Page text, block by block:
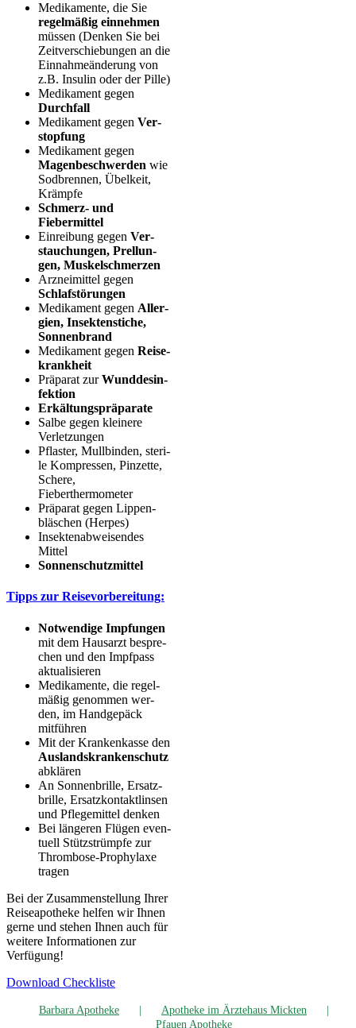
Medi­ka­men­te, die Sie
regel­mä­ßig ein­neh­men
müs­sen (Den­ken Sie bei
Zeit­ver­schie­bun­gen an die
Ein­nah­me­än­de­rung von
z.B. Insu­lin oder der Pille)
Medi­ka­ment gegen
Durch­fall
Medi­ka­ment gegen Ver­
stop­fung
Medi­ka­ment gegen
Magen­be­schwer­den wie
Sod­bren­nen, Übel­keit,
Krämpfe
Schmerz- und
Fiebermittel
Ein­rei­bung gegen Ver­
stau­chun­gen, Prel­lun­
gen, Muskelschmerzen
Arz­nei­mit­tel gegen
Schlaf­stö­run­gen
Medi­ka­ment gegen All­er­
gien, Insek­ten­sti­che,
Sonnenbrand
Medi­ka­ment gegen Rei­se­
krank­heit
Prä­pa­rat zurWund­des­in­
fek­ti­on
Erkäl­tungs­prä­pa­ra­te
Sal­be gegen klei­ne­re
Verletzungen
Pflas­ter, Mull­bin­den, ste­ri­
le Kom­pres­sen, Pin­zet­te,
Sche­re,
Fieberthermometer
Prä­pa­rat gegen Lip­pen­
bläs­chen (Her­pes)
Insek­ten­ab­wei­sen­des
Mittel
Son­nen­schutz­mit­tel
Tipps zur Reisevorbereitung:
Not­wen­di­ge Imp­fun­gen
mit dem Haus­arzt bespre­
chen und den Impf­pass
aktualisieren
Medi­ka­men­te, die regel­
mä­ßig genom­men wer­
den, im Hand­ge­päck
mitführen
Mit der Kran­ken­kas­se den
Aus­lands­kran­ken­schutz
abklären
An Son­nen­bril­le, Ersatz­
bril­le, Ersatz­kon­takt­lin­sen
und Pfle­ge­mit­tel denken
Bei län­ge­ren Flü­gen even­
tu­ell Stütz­strümp­fe zur
Throm­bo­se-Pro­phy­la­xe
tragen
Bei der Zusam­men­stel­lung Ihrer
Rei­se­apo­the­ke hel­fen wir Ihnen
ger­ne und ste­hen Ihnen auch für
wei­te­re Infor­ma­tio­nen zur
Verfügung!
Down­load Checkliste
Bar­ba­ra Apotheke
Apo­the­ke im Ärz­te­haus Mickten
Pfau­en Apotheke